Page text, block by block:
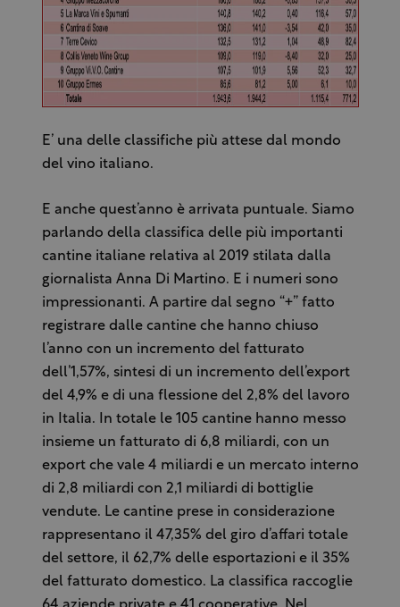
E’ una delle classifiche più attese dal mondo
del vino italiano.
E anche quest’anno è arrivata puntuale. Siamo
parlando della classifica delle più importanti
cantine italiane relativa al 2019 stilata dalla
giornalista Anna Di Martino. E i numeri sono
impressionanti. A partire dal segno “+” fatto
registrare dalle cantine che hanno chiuso
l’anno con un incremento del fatturato
dell’1,57%, sintesi di un incremento dell’export
del 4,9% e di una flessione del 2,8% del lavoro
in Italia. In totale le 105 cantine hanno messo
insieme un fatturato di 6,8 miliardi, con un
export che vale 4 miliardi e un mercato interno
di 2,8 miliardi con 2,1 miliardi di bottiglie
vendute. Le cantine prese in considerazione
rappresentano il 47,35% del giro d’affari totale
del settore, il 62,7% delle esportazioni e il 35%
del fatturato domestico. La classifica raccoglie